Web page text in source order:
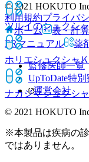
ツルイのシュクシ
ホリエシュクシャＫ
ナカジマシュクシャ
© 2021 HOKUTO
利用規約プライバ
ホーム
表・計算
ERマニュアル
薬
監修医師一覧
UpToDate特別
運営会社
© 2021 HOKUTO
※本製品は疾病の
ではありません。